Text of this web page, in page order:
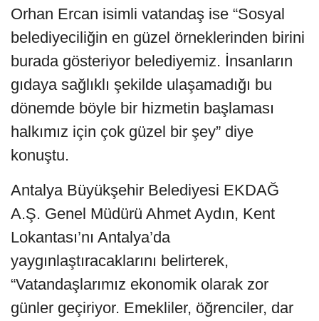
Orhan Ercan isimli vatandaş ise “Sosyal
belediyeciliğin en güzel örneklerinden birini
burada gösteriyor belediyemiz. İnsanların
gıdaya sağlıklı şekilde ulaşamadığı bu
dönemde böyle bir hizmetin başlaması
halkımız için çok güzel bir şey” diye
konuştu.
Antalya Büyükşehir Belediyesi EKDAĞ
A.Ş. Genel Müdürü Ahmet Aydın, Kent
Lokantası’nı Antalya’da
yaygınlaştıracaklarını belirterek,
“Vatandaşlarımız ekonomik olarak zor
günler geçiriyor. Emekliler, öğrenciler, dar